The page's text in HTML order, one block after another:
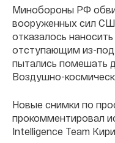
Минобороны РФ
вооруженных сил
отказалось
отступающим из-
пытались помешать
Воздушно-
Новые снимки по
прокомментировал
Intelligence Team